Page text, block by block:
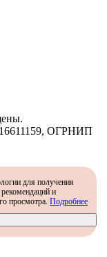
ОГРНИП
консультация в
для получения
и
просмотра. Подробнее